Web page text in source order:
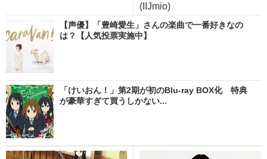
(IIJmio)
【声優】「豊崎愛生」さんの楽曲で一番好きなの
は？【人気投票実施中】
「けいおん！」第2期が初のBlu-ray BOX化 特典
が豪華すぎて買うしかない...